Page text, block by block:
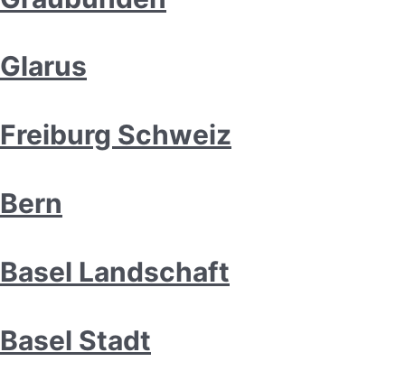
Glarus
Freiburg Schweiz
Bern
Basel Landschaft
Basel Stadt